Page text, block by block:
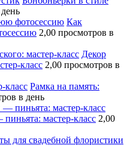
Как
2,00 просмотров в
Декор
класс 2,00 просмотров в
Рамка на память:
в день
мастер-класс 2,00